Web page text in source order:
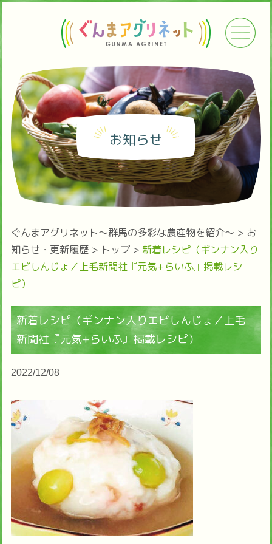
お知らせ
ぐんまアグリネット～群馬の多彩な農産物を紹介～ > お
知らせ・更新履歴> トップ> 新着レシピ（ギンナン入り
エビしんじょ／上毛新聞社『元気+らいふ』掲載レシ
ピ）
新着レシピ（ギンナン入りエビしんじょ／上毛
新聞社『元気+らいふ』掲載レシピ）
2022/12/08